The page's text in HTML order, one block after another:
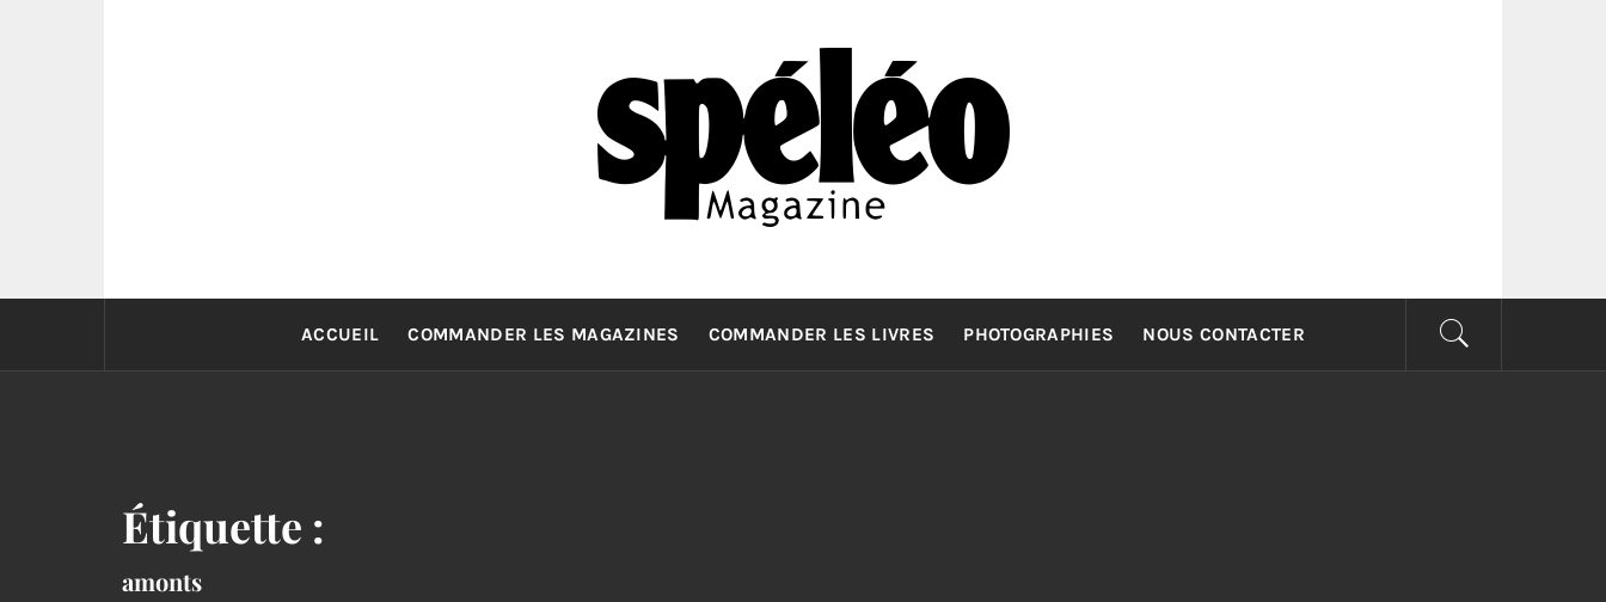
SPELEOMAG
La spéléologie d'exploration Grand Format
ACCUEIL COMMANDER LES MAGAZINES COMMANDER LES LIVRES PHOTOGRAPHIES NOUS CONTACTER
Étiquette :
amonts